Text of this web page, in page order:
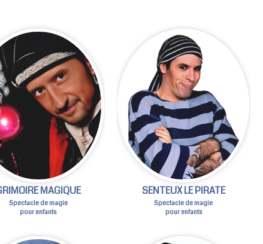
MAGIQUE
Spectacle de magie
pour enfants
SENTEUX LE PIRATE
Spectacle de magie
pour enfants